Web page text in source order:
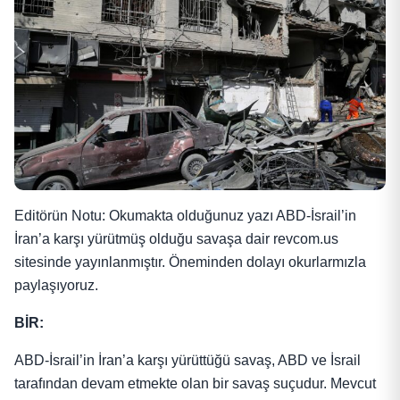
Editörün Notu: Okumakta olduğunuz yazı ABD-İsrail’in
İran’a karşı yürütmüş olduğu savaşa dair revcom.us
sitesinde yayınlanmıştır. Öneminden dolayı okurlarmızla
paylaşıyoruz.
BİR:
ABD-İsrail’in İran’a karşı yürüttüğü savaş, ABD ve İsrail
tarafından devam etmekte olan bir savaş suçudur. Mevcut